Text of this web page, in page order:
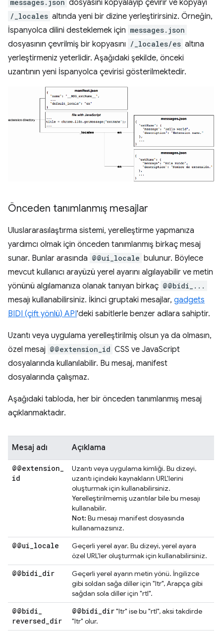
messages.json dosyasını kopyalayıp çevirir ve kopyayı
/_locales altında yeni bir dizine yerleştirirsiniz. Örneğin,
İspanyolca dilini desteklemek için messages.json
dosyasının çevrilmiş bir kopyasını /_locales/es altına
yerleştirmeniz yeterlidir. Aşağıdaki şekilde, önceki
uzantının yeni İspanyolca çevirisi gösterilmektedir.
Önceden tanımlanmış mesajlar
Uluslararasılaştırma sistemi, yerelleştirme yapmanıza
yardımcı olmak için önceden tanımlanmış birkaç mesaj
sunar. Bunlar arasında @@ui_locale bulunur. Böylece
mevcut kullanıcı arayüzü yerel ayarını algılayabilir ve metin
yönünü algılamanıza olanak tanıyan birkaç @@bidi_...
mesajı kullanabilirsiniz. İkinci gruptaki mesajlar, gadgets
BIDI (çift yönlü) API'deki sabitlerle benzer adlara sahiptir.
Uzantı veya uygulama yerelleştirilmiş olsun ya da olmasın,
özel mesaj @@extension_id CSS ve JavaScript
dosyalarında kullanılabilir. Bu mesaj, manifest
dosyalarında çalışmaz.
Aşağıdaki tabloda, her bir önceden tanımlanmış mesaj
açıklanmaktadır.
Mesaj adı Açıklama
@@extension
id
Uzantı veya uygulama kimliği. Bu dizeyi,
uzantı içindeki kaynakların URL'lerini
oluşturmak için kullanabilirsiniz.
Yerelleştirilmemiş uzantılar bile bu mesajı
kullanabilir.
Not: Bu mesajı manifest dosyasında
kullanamazsınız.
@@ui locale
Geçerli yerel ayar. Bu dizeyi, yerel ayara
özel URL'ler oluşturmak için kullanabilirsiniz.
@@bidi dir
Geçerli yerel ayarın metin yönü. İngilizce
gibi soldan sağa diller için "ltr", Arapça gibi
sağdan sola diller için "rtl".
@@bidi
reversed dir
@@bidi dir"ltr" ise bu "rtl", aksi takdirde
"ltr" olur.